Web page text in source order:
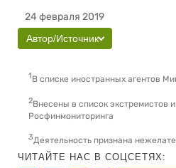
24 февраля 2019
Автор/Источник
1В списке иностранных агентов
2Внесены в список экстремистов
Росфинмониторинга
3Деятельность признана
ЧИТАЙТЕ НАС В СОЦСЕТЯХ: